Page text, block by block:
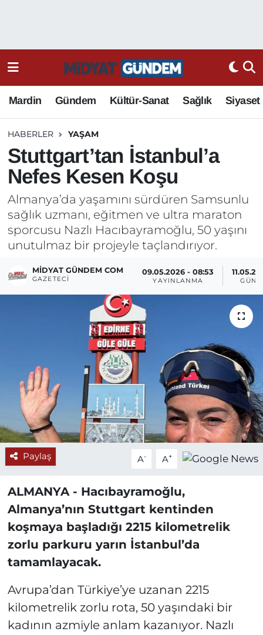
Mardin Gündem Kültür-Sanat Sağlık Siyaset
HABERLER YAŞAM
Stuttgart’tan İstanbul’a
Nefes Kesen Koşu
Almanya’da yaşamını sürdüren Samsunlu
sağlık uzmanı, eğitmen ve ultra maraton
sporcusu Nazlı Hacıbayramoğlu, 50 yaşını
unutulmaz bir projeyle taçlandırıyor.
MIDYAT GÜNDEM COM
GAZETECI
09.05.2026 - 08:53
YAYINLANMA
Paylaş A- A+
ALMANYA - Hacıbayramoğlu,
Almanya’nın Stuttgart kentinden
koşmaya başladığı 2215 kilometrelik
zorlu parkuru yarın İstanbul’da
tamamlayacak.
Avrupa’dan Türkiye’ye uzanan 2215
kilometrelik zorlu rota, 50 yaşındaki bir
kadının azmiyle anlam kazanıyor. Nazlı